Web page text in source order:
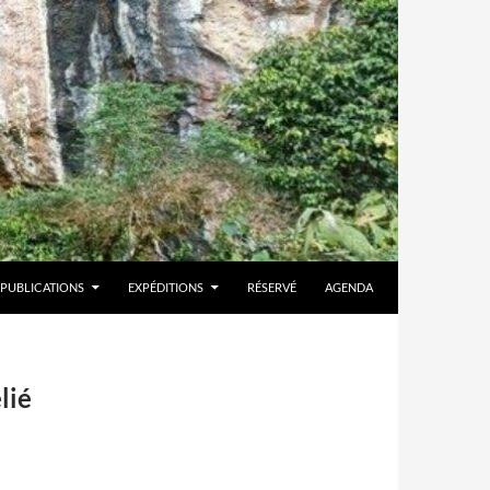
PUBLICATIONS EXPÉDITIONS RÉSERVÉ AGENDA